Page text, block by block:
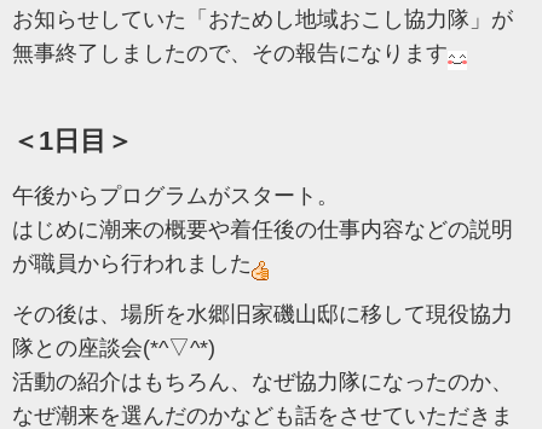
お知らせしていた「おためし地域おこし協力隊」が
無事終了しましたので、その報告になります
＜1日目＞
午後からプログラムがスタート。
はじめに潮来の概要や着任後の仕事内容などの説明
が職員から行われました
その後は、場所を水郷旧家磯山邸に移して現役協力
隊との座談会(*^▽^*)
活動の紹介はもちろん、なぜ協力隊になったのか、
なぜ潮来を選んだのかなども話をさせていただきま